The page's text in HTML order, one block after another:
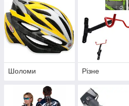
Шоломи Різне